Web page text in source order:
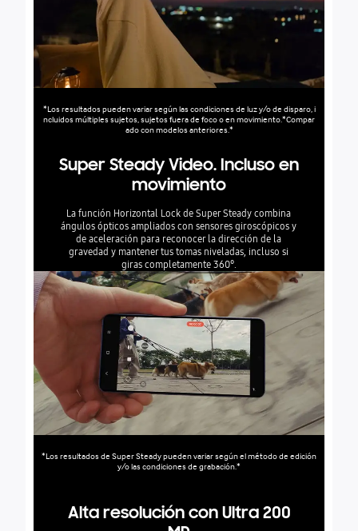
*Los resultados pueden variar según las condiciones de luz y/o de disparo, i
ncluidos múltiples sujetos, sujetos fuera de foco o en movimiento.*Compar
ado con modelos anteriores.*
Super Steady Video. Incluso en
movimiento
La función Horizontal Lock de Super Steady combina
ángulos ópticos ampliados con sensores giroscópicos y
de aceleración para reconocer la dirección de la
gravedad y mantener tus tomas niveladas, incluso si
giras completamente 360°.
*Los resultados de Super Steady pueden variar según el método de edición
y/o las condiciones de grabación.*
Alta resolución con Ultra 200